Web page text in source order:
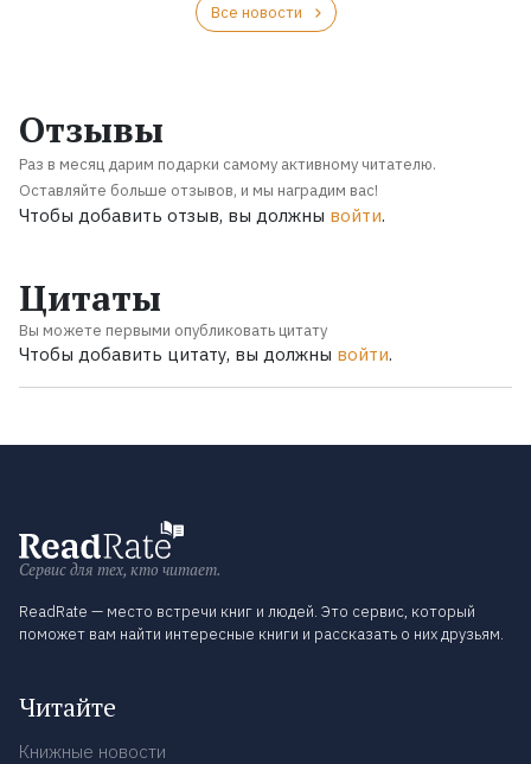
Все новости
Отзывы
Раз в месяц дарим подарки самому активному читателю.
Оставляйте больше отзывов, и мы наградим вас!
Чтобы добавить отзыв, вы должны войти.
Цитаты
Вы можете первыми опубликовать цитату
Чтобы добавить цитату, вы должны войти.
Сервис для тех, кто читает.
ReadRate — место встречи книг и людей. Это сервис, который
поможет вам найти интересные книги и рассказать о них друзьям.
Читайте
Книжные новости